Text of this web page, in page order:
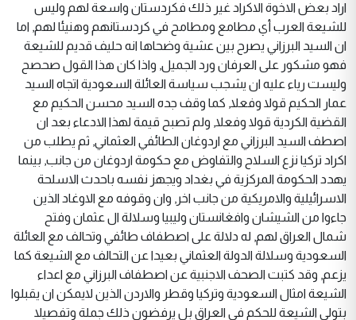
اراد بعض الاخوة الاكراد غير ذلك فكردستان واسعة لهم وليس
للشيعة العرب أي مطامع ومطامح في كردستانهم وهنيئا لهم, اما
ان السيد البرزاني يصرح بين عشية وضحاها انه حليف قديم للشيعة
فهو مشكور على العرفان ورد الجميل, واذا كان هذا القول صحصح
وليست رياء عليه ان يشجب سياسة العائلة السعودية اتجاه السيد
عمار الحكيم قولا وفعلا, كما وقف جده السيد محسن الحكيم مع
القضية الكردية قولا وفعلا, ولم تصبح قيمة لهذا الادعاء بعد ان
اصطف السيد البرزاني مع اردوغان الطائفي العثماني, ثم يطلب من
اكراد تركيا نزع السلاح والتفاوض مع حكومة اردوغان من جانب, بينما
يهدد الحكومة المركزية في بغداد ويجهز نفسه باحدث الاسلحة
الاسرائيلية والامريكية من جانب اخر, وان وقوفه مع الاوغاد الذين
جاءوا من الشيشان وافغانستان وليبيا وسلالة ال عثمان وفتح
شمال العراق لهم, له دلالة على اصطفاف طائفي وتحالف مع العائلة
السعودية وسلالة الدولة العثماني بعيدا عن التحالف مع الشيعة كما
يزعم, وقد كتبت الصحف الاجنبية عن اصطفاف البرزاني مع اعداء
الشيعة امثال السعودية وتركيا وقطر والاردن الذين لايمكن ان يقبلوا
بتولي الشيعة للحكم في العراق بل يرفضون ذلك جملة وتفصيلا